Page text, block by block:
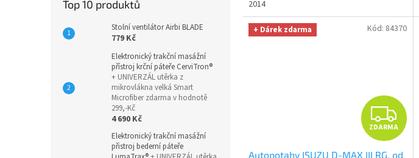
Top 10 produktů
Stolní ventilátor Airbi BLADE
779 Kč
Elektronický trakční masážní
přístroj krční páteře CerviTron®
+ UNIVERZÁL utěrka z
mikrovlákna velká Smart
Microfiber zdarma v hodnotě
299,-Kč
4 690 Kč
Elektronický trakční masážní
přistroj bederní páteře
2014
+ Dárek zdarma
Z
D
ZDARMA
Autopotahy ISUZU D-MAX III RG, od
Kód: 84370